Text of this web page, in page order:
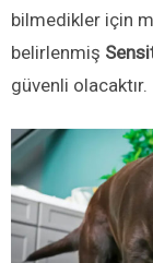
bilmedikler için
belirlenmiş
güvenli olacaktır.